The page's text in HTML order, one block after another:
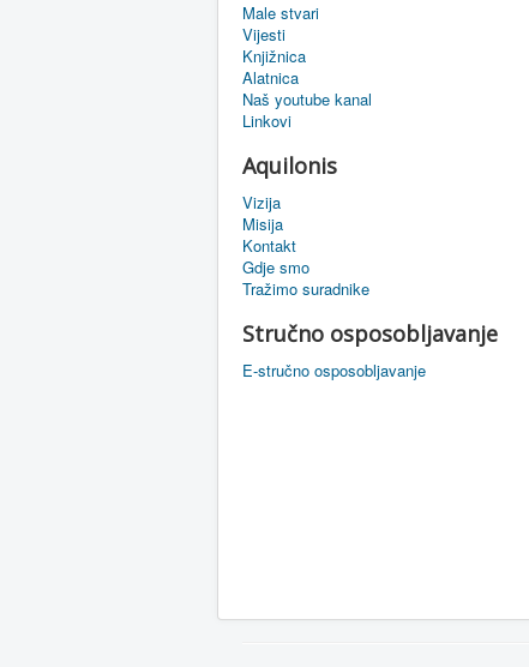
Male stvari
Vijesti
Knjižnica
Alatnica
Naš youtube kanal
Linkovi
Aquilonis
Vizija
Misija
Kontakt
Gdje smo
Tražimo suradnike
Stručno osposobljavanje
E-stručno osposobljavanje